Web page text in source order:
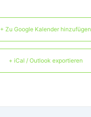
+ Zu Google Kalender hinzufügen
+ iCal / Outlook exportieren